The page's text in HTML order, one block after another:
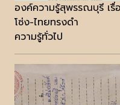
องค์ความรู้สุพรรณบุรี เ
โซ่ง-ไทยทรงดำ
ความรู้ทั่วไป